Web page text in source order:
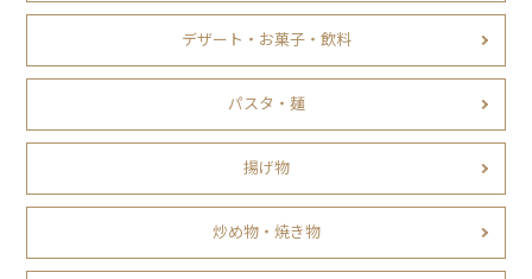
デザート・お菓子・飲料
パスタ・麺
揚げ物
炒め物・焼き物